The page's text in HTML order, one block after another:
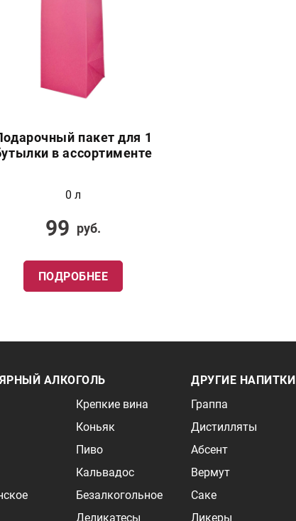
пакет для 1
в ассортименте
0 л
99 руб.
ПОДРОБНЕЕ
АЛКОГОЛЬ
Крепкие вина
Коньяк
Пиво
Кальвадос
Безалкогольное
Деликатесы
ДРУГИЕ НАПИТКИ
Граппа
Дистилляты
Абсент
Вермут
Саке
Ликеры